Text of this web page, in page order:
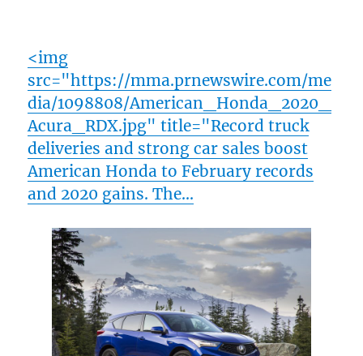
<img
src="https://mma.prnewswire.com/me
dia/1098808/American_Honda_2020_
Acura_RDX.jpg" title="Record truck
deliveries and strong car sales boost
American Honda to February records
and 2020 gains. The…